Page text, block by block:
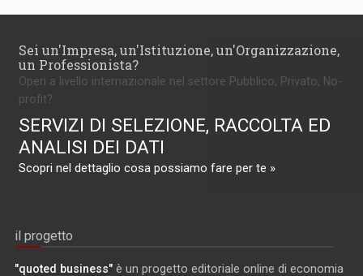
Sei un'Impresa, un'Istituzione, un'Organizzazione,
un Professionista?
Operi a livello internazionale nel settore Pubblico, Privato, No-
profit?
SERVIZI DI SELEZIONE, RACCOLTA ED
ANALISI DEI DATI
Scopri nel dettaglio cosa possiamo fare per te »
il progetto
"quoted business" è un progetto editoriale online di economia